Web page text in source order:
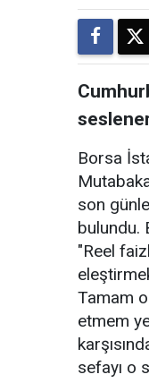
Borsa
son
bulundu.
"Reel
Tamam
etmem
sefayı o